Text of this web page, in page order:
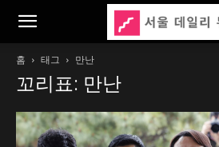
홈 태그 만난
꼬리표: 만난